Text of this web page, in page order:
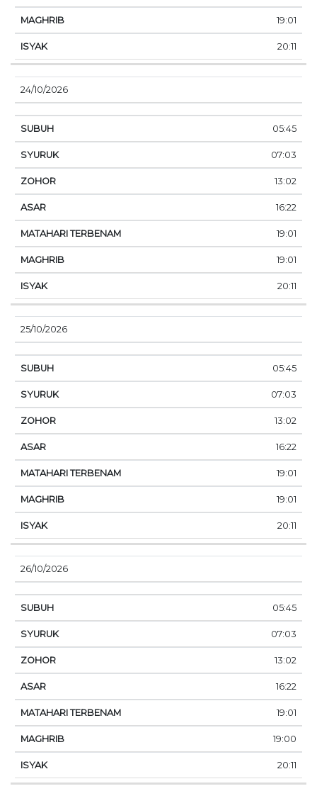
19:01
20:11
24/10/2026
05:45
07:03
13:02
16:22
19:01
19:01
20:11
25/10/2026
05:45
07:03
13:02
16:22
19:01
19:01
20:11
26/10/2026
05:45
07:03
13:02
16:22
19:01
19:00
20:11